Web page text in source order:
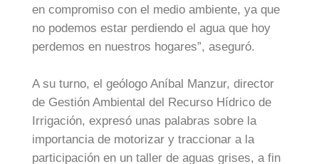
en compromiso con el medio ambiente, ya que
no podemos estar perdiendo el agua que hoy
perdemos en nuestros hogares”, aseguró.
A su turno, el geólogo Aníbal Manzur, director
de Gestión Ambiental del Recurso Hídrico de
Irrigación, expresó unas palabras sobre la
importancia de motorizar y traccionar a la
participación en un taller de aguas grises, a fin